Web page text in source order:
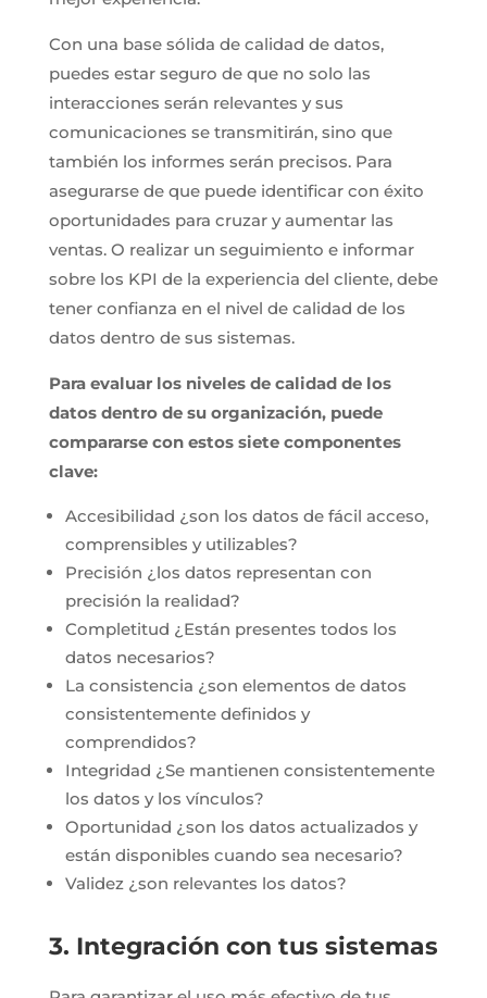
Con una base sólida de calidad de datos,
puedes estar seguro de que no solo las
interacciones serán relevantes y sus
comunicaciones se transmitirán, sino que
también los informes serán precisos. Para
asegurarse de que puede identificar con éxito
oportunidades para cruzar y aumentar las
ventas. O realizar un seguimiento e informar
sobre los KPI de la experiencia del cliente, debe
tener confianza en el nivel de calidad de los
datos dentro de sus sistemas.
Para evaluar los niveles de calidad de los
datos dentro de su organización, puede
compararse con estos siete componentes
clave:
Accesibilidad ¿son los datos de fácil acceso,
comprensibles y utilizables?
Precisión ¿los datos representan con
precisión la realidad?
Completitud ¿Están presentes todos los
datos necesarios?
La consistencia ¿son elementos de datos
consistentemente definidos y
comprendidos?
Integridad ¿Se mantienen consistentemente
los datos y los vínculos?
Oportunidad ¿son los datos actualizados y
están disponibles cuando sea necesario?
Validez ¿son relevantes los datos?
3. Integración con tus sistemas